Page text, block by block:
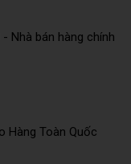
Nhà bán hàng chính
Hàng Toàn Quốc